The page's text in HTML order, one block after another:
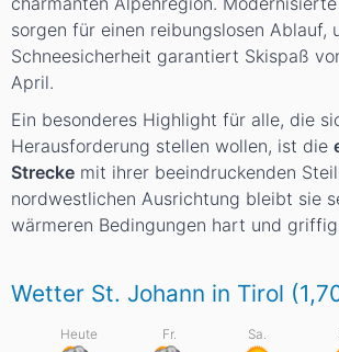
sorgen für einen reibungslosen Ablauf,
Schneesicherheit garantiert Skispaß
April.
Ein besonderes Highlight für alle, die
Herausforderung stellen wollen, ist die
Strecke mit ihrer beeindruckenden
nordwestlichen Ausrichtung bleibt sie
wärmeren Bedingungen hart und
Wetter St. Johann in Tirol
Heute Fr. Sa.